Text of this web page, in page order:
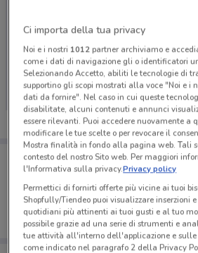
Ci dispiace, al momento non
volantini nella tua zona.
Porta DoveConviene sempre
Puoi trovare le migliori offerte
dal tuo cellulare.
Ci importa della tua privacy
Noi e i nostri 1012partner archiviamo e
come i dati di navigazione gli o identificatori
Selezionando Accetto, abiliti le tecnologie di
supportino gli scopi mostrati alla voce "Noi e i
dati da fornire". Nel caso in cui queste
disabilitate, alcuni contenuti e annunci
essere rilevanti. Puoi accedere nuovamente a
modificare le tue scelte o per revocare il
Mostra finalità in fondo alla pagina web. Tali
contesto del nostro Sito web. Per maggiori
l'Informativa sulla privacy.Privacy policy
Permettici di fornirti offerte più vicine ai tuoi
Shopfully/Tiendeo puoi visualizzare inserzioni
quotidiani più attinenti ai tuoi gusti e al tuo
possibile grazie ad una serie di strumenti e
tue attività all'interno dell'applicazione e
come indicato nel paragrafo 2 della Privacy